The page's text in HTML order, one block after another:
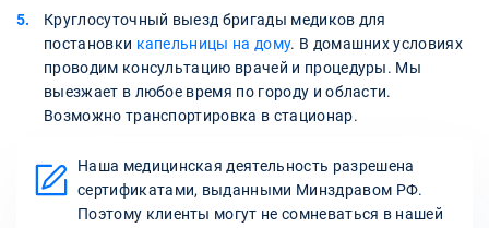
Круглосуточный выезд бригады медиков для
постановки капельницы на дому. В домашних условиях
проводим консультацию врачей и процедуры. Мы
выезжает в любое время по городу и области.
Возможно транспортировка в стационар.
Наша медицинская деятельность разрешена
сертификатами, выданными Минздравом РФ.
Поэтому клиенты могут не сомневаться в нашей